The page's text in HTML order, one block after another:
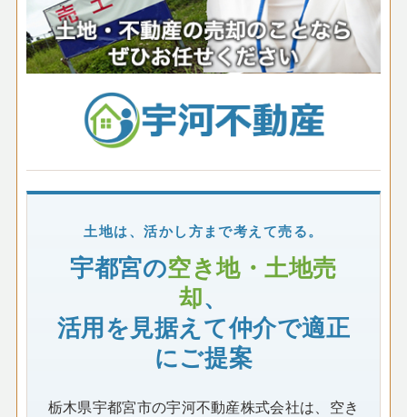
土地は、活かし方まで考えて売る。
宇都宮の空き地・土地売
却、
活用を見据えて仲介で適正
にご提案
栃木県宇都宮市の宇河不動産株式会社は、空き